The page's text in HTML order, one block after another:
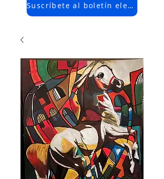
Suscríbete al boletín electrónico